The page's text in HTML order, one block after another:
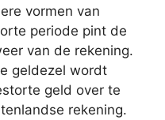
vormen van
periode pint de
van de rekening.
geldezel wordt
geld over te
rekening.